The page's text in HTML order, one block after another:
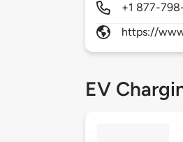
+1 877-
https://
EV